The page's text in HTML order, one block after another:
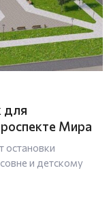
для
Мира
остановки
и детскому